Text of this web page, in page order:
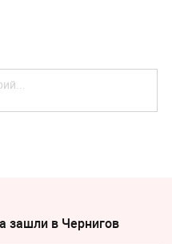
зашли в Чернигов